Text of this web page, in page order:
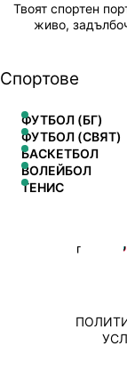
Твоят спортен
живо,
Спортове
ФУТБОЛ (БГ)
ФУТБОЛ (СВЯТ)
БАСКЕТБОЛ
ВОЛЕЙБОЛ
ТЕНИС